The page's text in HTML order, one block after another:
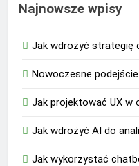
Najnowsze wpisy
Jak wdrożyć strategię
Nowoczesne
Jak projektować UX w
Jak wdrożyć AI do
Jak wykorzystać